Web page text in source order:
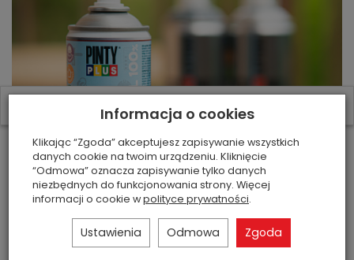
W ostatnich 7 dniach produktem interesuje się
Informacja o cookies
Klikając “Zgoda” akceptujesz zapisywanie wszystkich
danych cookie na twoim urządzeniu. Kliknięcie
“Odmowa” oznacza zapisywanie tylko danych
niezbędnych do funkcjonowania strony. Więcej
informacji o cookie wpolityce prywatności.
Ustawienia Odmowa Zgoda